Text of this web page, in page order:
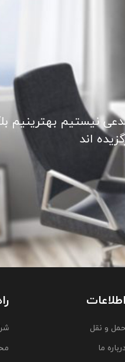
نیستیم بهترینیم
اند
اطلاعات
حمل و نقل
ما